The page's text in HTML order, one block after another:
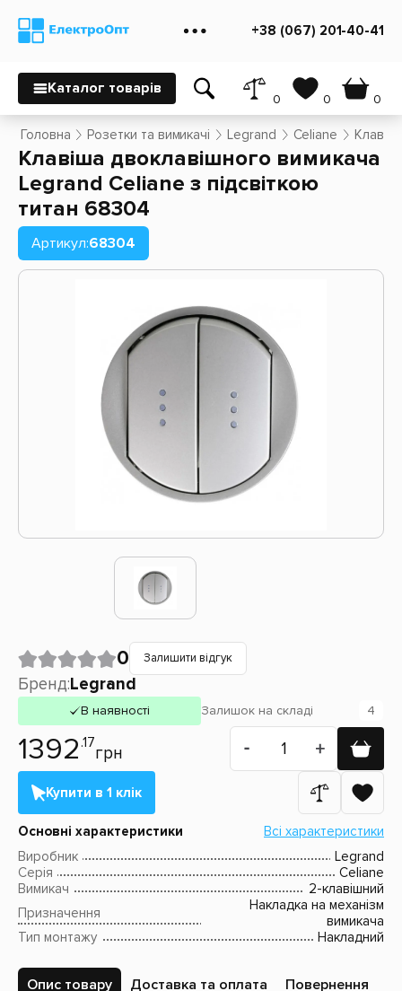
+38 (067) 201-40-41
Каталог товарів
0 0 0
Головна Розетки та вимикачі Legrand Celiane
Клавіша двоклавішного вимикача
Legrand Celiane з підсвіткою
титан 68304
Артикул:68304
0 Залишити відгук
Бренд:Legrand
В наявності Залишок на складі 4
1392.17
грн
Купити в 1 клік
Основні характеристики
Всі характеристики
Виробник
Legrand
Серія
Celiane
Вимикач
2-клавішний
Призначення
Накладка на механізм
вимикача
Тип монтажу
Накладний
Опис товару Доставка та оплата
Повернення